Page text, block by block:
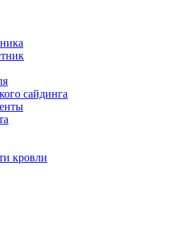
сайдинга
кровли